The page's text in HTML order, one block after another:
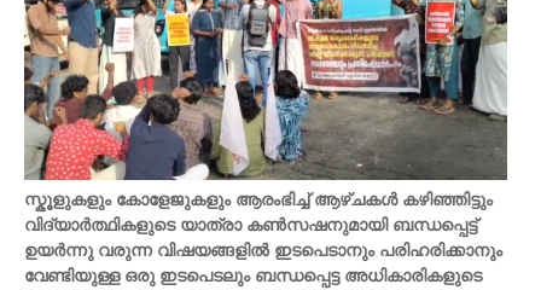
സ്കൂളുകളും കോളേജുകളും ആരംഭിച്ച് ആഴ്ചകൾ കഴിഞ്ഞിട്ടും
വിദ്യാർത്ഥികളുടെ യാത്രാ കൺസഷനുമായി ബന്ധപ്പെട്ട്
ഉയർന്നു വരുന്ന വിഷയങ്ങളിൽ ഇടപെടാനും പരിഹരിക്കാനും
വേണ്ടിയുള്ള ഒരു ഇടപെടലും ബന്ധപ്പെട്ട അധികാരികളുടെ